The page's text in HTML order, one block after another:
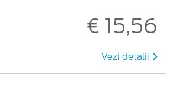
€ 15,56
Vezi detalii